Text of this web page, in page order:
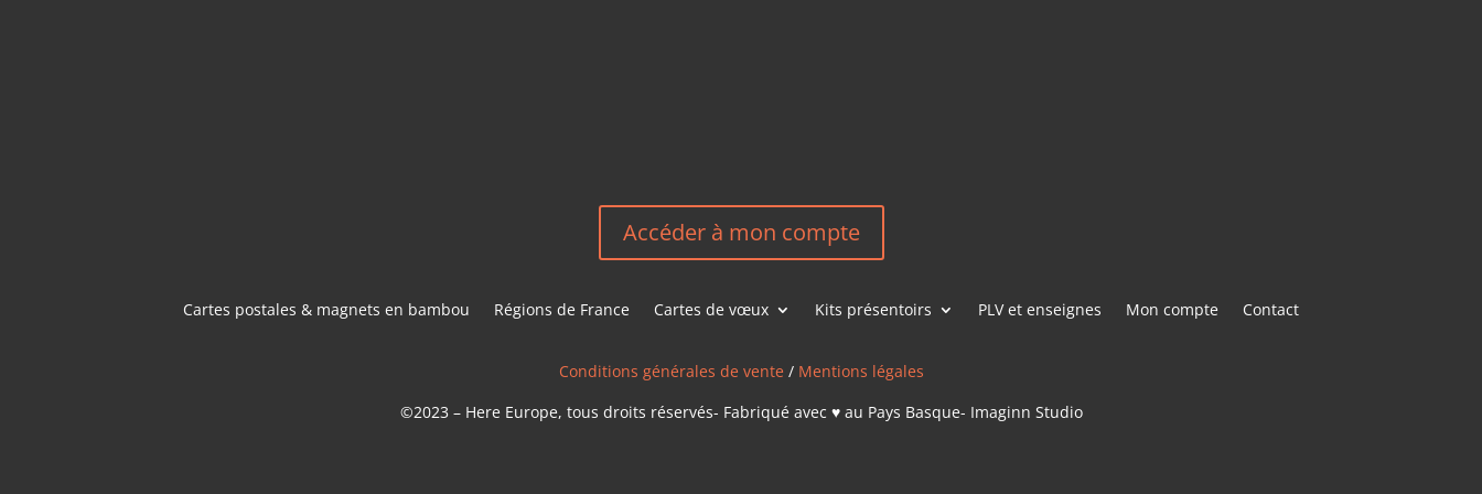
Accéder à mon compte
Cartes postales & magnets en bambou Régions de France Cartes de vœux Kits présentoirs PLV et enseignes Mon compte Contact
Conditions générales de vente / Mentions légales
©2023 – Here Europe, tous droits réservés- Fabriqué avec ♥ au Pays Basque- Imaginn Studio